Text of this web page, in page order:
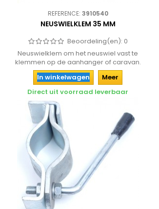
REFERENCE: 3910540
NEUSWIELKLEM 35 MM
Beoordeling(en): 0
Neuswielklem om het neuswiel vast te
klemmen op de aanhanger of caravan.
In winkelwagen
Meer
Direct uit voorraad leverbaar